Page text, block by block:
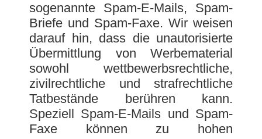
sogenannte Spam-E-Mails, Spam-
Briefe und Spam-Faxe. Wir weisen
darauf hin, dass die unautorisierte
Übermittlung von Werbematerial
sowohl wettbewerbsrechtliche,
zivilrechtliche und strafrechtliche
Tatbestände berühren kann.
Speziell Spam-E-Mails und Spam-
Faxe können zu hohen